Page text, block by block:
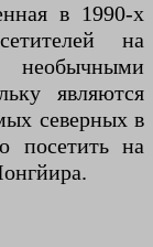
в 1990-х
на
являются
северных в
посетить на